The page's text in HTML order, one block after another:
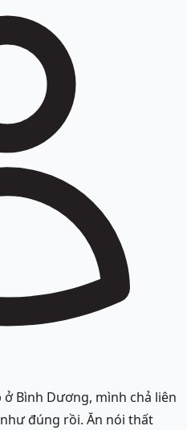
Bình Dương, mình chả liên
đúng rồi. Ăn nói thất